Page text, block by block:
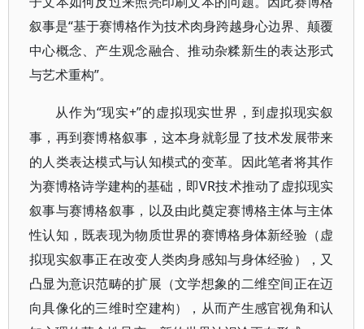
叙事是“基于赛博格作为技术肉身跨越身心边界、颠覆
中心概念、产生观念融合、推动杂糅新生的表达形式
与艺术重构”。
从作为“现实+”的虚拟现实世界，到虚拟现实叙
事，再到赛博格叙事，这本身就彰显了技术发展带来
的人类表达模式与认知模式的变革。因此笔者将其作
为赛博格诗学建构的基础，即VR技术推动了虚拟现实
叙事与赛博格叙事，以及由此奠定赛博格主体与主体
性认知，既表现为物质世界的赛博格身体新经验（虚
拟现实叙事正在改变人类肉身感知与身体经验），又
凸显为意识范畴的扩展（文学想象的二维空间正在迈
向具像化的三维时空建构），从而产生感官视角和认